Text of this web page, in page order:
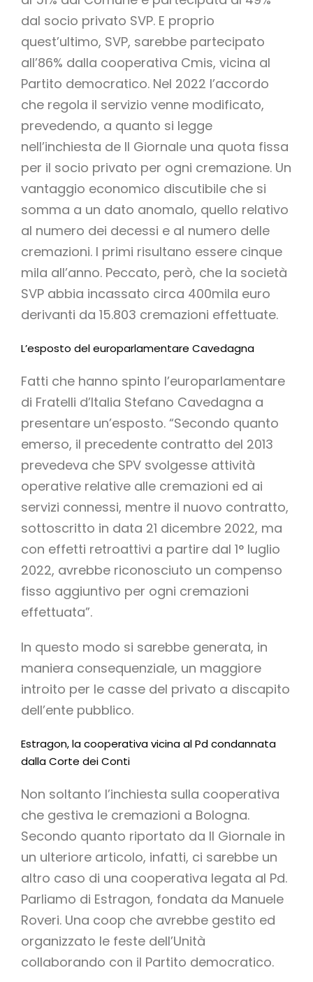
dal socio privato SVP. E proprio
quest’ultimo, SVP, sarebbe partecipato
all’86% dalla cooperativa Cmis, vicina al
Partito democratico. Nel 2022 l’accordo
che regola il servizio venne modificato,
prevedendo, a quanto si legge
nell’inchiesta de Il Giornale una quota fissa
per il socio privato per ogni cremazione. Un
vantaggio economico discutibile che si
somma a un dato anomalo, quello relativo
al numero dei decessi e al numero delle
cremazioni. I primi risultano essere cinque
mila all’anno. Peccato, però, che la società
SVP abbia incassato circa 400mila euro
derivanti da 15.803 cremazioni effettuate.
L’esposto del europarlamentare Cavedagna
Fatti che hanno spinto l’europarlamentare
di Fratelli d’Italia Stefano Cavedagna a
presentare un’esposto. “Secondo quanto
emerso, il precedente contratto del 2013
prevedeva che SPV svolgesse attività
operative relative alle cremazioni ed ai
servizi connessi, mentre il nuovo contratto,
sottoscritto in data 21 dicembre 2022, ma
con effetti retroattivi a partire dal 1° luglio
2022, avrebbe riconosciuto un compenso
fisso aggiuntivo per ogni cremazioni
effettuata”.
In questo modo si sarebbe generata, in
maniera consequenziale, un maggiore
introito per le casse del privato a discapito
dell’ente pubblico.
Estragon, la cooperativa vicina al Pd condannata
dalla Corte dei Conti
Non soltanto l’inchiesta sulla cooperativa
che gestiva le cremazioni a Bologna.
Secondo quanto riportato da Il Giornale in
un ulteriore articolo, infatti, ci sarebbe un
altro caso di una cooperativa legata al Pd.
Parliamo di Estragon, fondata da Manuele
Roveri. Una coop che avrebbe gestito ed
organizzato le feste dell’Unità
collaborando con il Partito democratico.